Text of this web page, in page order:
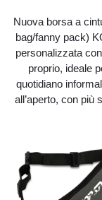
Nuova borsa a
bag/fanny pack)
personalizzata
proprio, ideale
quotidiano
all’aperto, con più